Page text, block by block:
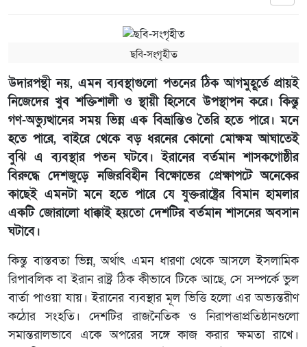
ছবি-সংগৃহীত
উদারপন্থী নয়, এমন ব্যবস্থাগুলো পতনের ঠিক আগমুহূর্তে প্রায়ই
নিজেদের খুব শক্তিশালী ও স্থায়ী হিসেবে উপস্থাপন করে। কিন্তু
গণ-অভ্যুত্থানের সময় ভিন্ন এক বিভ্রান্তিও তৈরি হতে পারে। মনে
হতে পারে, বাইরে থেকে বড় ধরনের কোনো মোক্ষম আঘাতেই
বুঝি এ ব্যবস্থার পতন ঘটবে। ইরানের বর্তমান শাসকগোষ্ঠীর
বিরুদ্ধে দেশজুড়ে নজিরবিহীন বিক্ষোভের প্রেক্ষাপটে অনেকের
কাছেই এমনটা মনে হতে পারে যে যুক্তরাষ্ট্রের বিমান হামলার
একটি জোরালো ধাক্কাই হয়তো দেশটির বর্তমান শাসনের অবসান
ঘটাবে।
কিন্তু বাস্তবতা ভিন্ন, অর্থাৎ এমন ধারণা থেকে আসলে ইসলামিক
রিপাবলিক বা ইরান রাষ্ট্র ঠিক কীভাবে টিকে আছে, সে সম্পর্কে ভুল
বার্তা পাওয়া যায়। ইরানের ব্যবস্থার মূল ভিত্তি হলো এর অভ্যন্তরীণ
কঠোর সংহতি। দেশটির রাজনৈতিক ও নিরাপত্তাপ্রতিষ্ঠানগুলো
সমান্তরালভাবে একে অপরের সঙ্গে কাজ করার ক্ষমতা রাখে।